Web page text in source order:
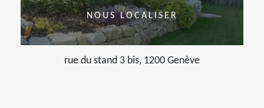
NOUS LOCALISER
rue du stand 3 bis, 1200 Genève